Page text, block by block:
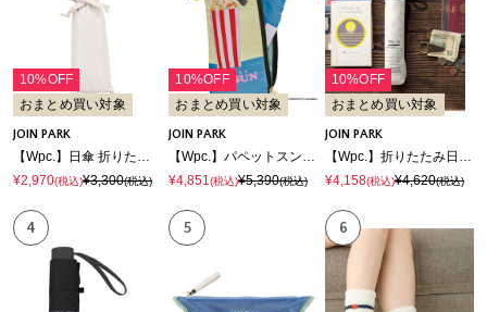
10%OFF
おまとめ買い対象
JOIN PARK
¥2,970(税込)¥3,300(税込)
10%OFF
おまとめ買い対象
JOIN PARK
¥4,851(税込)¥5,390(税込)
10%OFF
おまとめ買い対象
JOIN PARK
¥4,158(税込)¥4,620(税込)
4 5 6